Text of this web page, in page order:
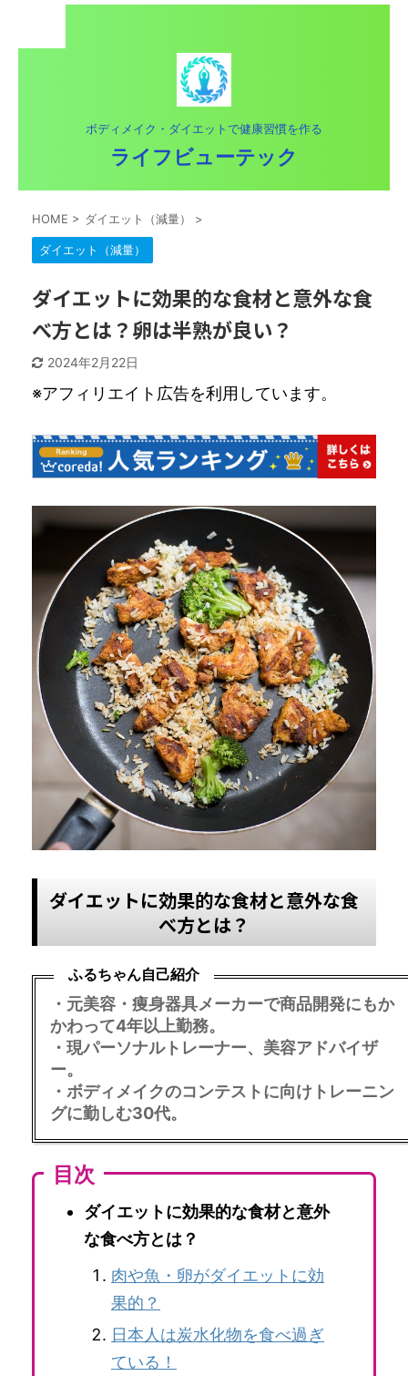
ボディメイク・ダイエットで健康習慣を作る
ライフビューテック
HOME > ダイエット（減量） >
ダイエット（減量）
ダイエットに効果的な食材と意外な食
べ方とは？卵は半熟が良い？
2024年2月22日
※アフィリエイト広告を利用しています。
ダイエットに効果的な食材と意外な食
べ方とは？
ふるちゃん自己紹介
・元美容・痩身器具メーカーで商品開発にもか
かわって4年以上勤務。
・現パーソナルトレーナー、美容アドバイザ
ー。
・ボディメイクのコンテストに向けトレーニン
グに勤しむ30代。
目次
ダイエットに効果的な食材と意外
な食べ方とは？
肉や魚・卵がダイエットに効
果的？
日本人は炭水化物を食べ過ぎ
ている！